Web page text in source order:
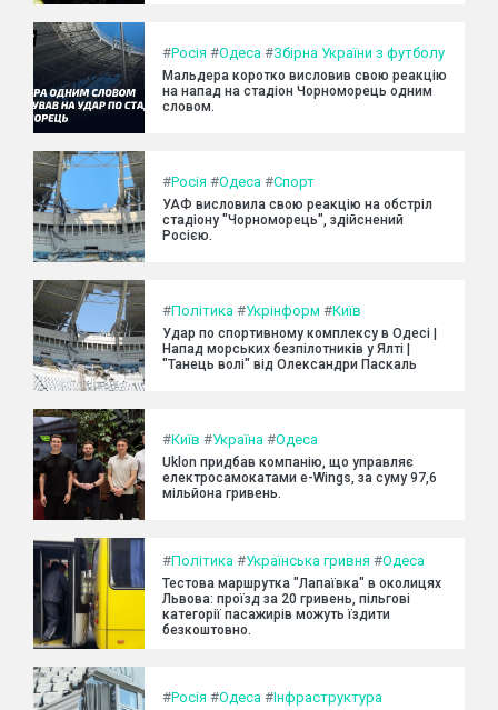
#Росія #Одеса #Збірна України з футболу
Мальдера коротко висловив свою реакцію
на напад на стадіон Чорноморець одним
словом.
#Росія #Одеса #Спорт
УАФ висловила свою реакцію на обстріл
стадіону "Чорноморець", здійснений
Росією.
#Політика #Укрінформ #Київ
Удар по спортивному комплексу в Одесі |
Напад морських безпілотників у Ялті |
"Танець волі" від Олександри Паскаль
#Київ #Україна #Одеса
Uklon придбав компанію, що управляє
електросамокатами e-Wings, за суму 97,6
мільйона гривень.
#Політика #Українська гривня #Одеса
Тестова маршрутка "Лапаївка" в околицях
Львова: проїзд за 20 гривень, пільгові
категорії пасажирів можуть їздити
безкоштовно.
#Росія #Одеса #Інфраструктура